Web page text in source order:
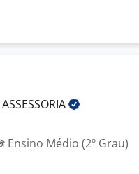
ASSESSORIA
Ensino Médio (2º Grau)